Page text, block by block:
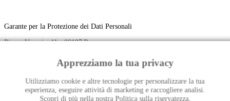
Garante per la Protezione dei Dati Personali
Piazza Venezia, 11 - 00187 Roma
www.gpdp.it - www.garanteprivacy.it
Fax: +39 06 696773785
Apprezziamo la tua privacy
Utilizziamo cookie e altre tecnologie per personalizzare la tua
esperienza, eseguire attività di marketing e raccogliere analisi.
Scopri di più nella nostra Politica sulla riservatezza.